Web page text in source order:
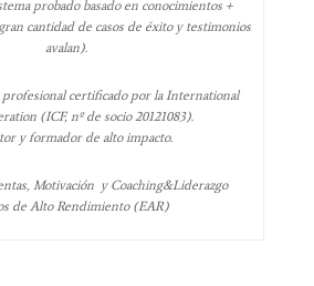
probado basado en conocimientos +
cantidad de casos de éxito y testimonios
avalan).
profesional certificado por la International
(ICF, nº de socio 20121083).
y formador de alto impacto.
Motivación y Coaching&Liderazgo
de Alto Rendimiento (EAR)